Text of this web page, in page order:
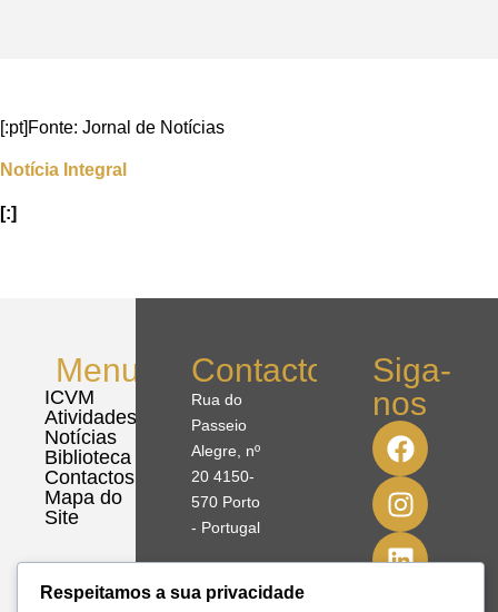
[:pt]Fonte: Jornal de Notícias
Notícia Integral
[:]
Menu
ICVM
Atividades
Notícias
Biblioteca
Contactos
Mapa do
Site
Contactos
Rua do
Passeio
Alegre, nº
20 4150-
570 Porto
- Portugal
N
Siga-
nos
Respeitamos a sua privacidade